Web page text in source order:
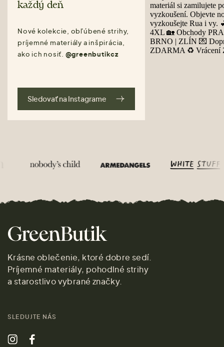
každý deň
Nové kolekcie, obľúbené strihy,
príjemné materiály a inšpirácia,
ako ich nosiť. @greenbutikcz
Sledovať na Instagrame
Krásne oblečenie, ktoré dobre sedí.
Príjemné materiály, pohodlné strihy
a starostlivo vybrané značky.
SLEDUJTE NÁS